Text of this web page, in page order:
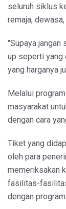
seluruh siklus
remaja,
"Supaya jangan
up seperti yang
yang harganya
Melalui
masyarakat
dengan cara
Tiket yang
oleh para
memeriksakan
fasilitas-
dengan